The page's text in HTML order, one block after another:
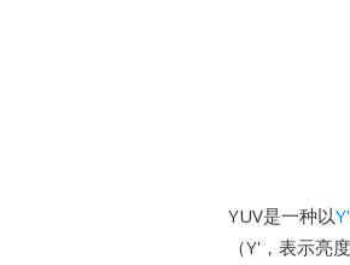
YUV是一种以
（Y'，表示亮